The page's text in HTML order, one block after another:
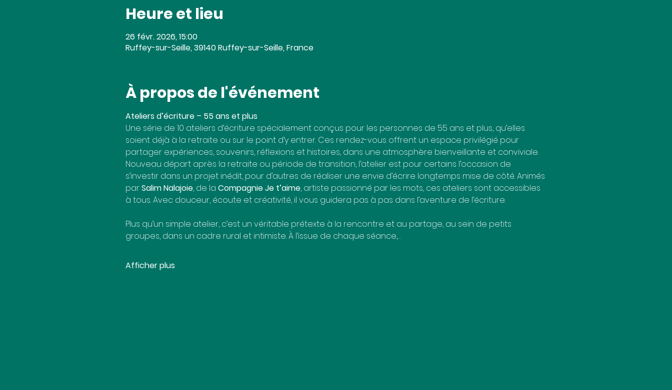
Heure et lieu
26 févr. 2026, 15:00
Ruffey-sur-Seille, 39140 Ruffey-sur-Seille, France
À propos de l'événement
Ateliers d’écriture – 55 ans et plus
Une série de 10 ateliers d’écriture spécialement conçus pour les personnes de 55 ans et plus, qu’elles
soient déjà à la retraite ou sur le point d’y entrer. Ces rendez-vous offrent un espace privilégié pour
partager expériences, souvenirs, réflexions et histoires, dans une atmosphère bienveillante et conviviale.
Nouveau départ après la retraite ou période de transition, l’atelier est pour certains l’occasion de
s’investir dans un projet inédit, pour d’autres de réaliser une envie d’écrire longtemps mise de côté. Animés
par Salim Nalajoie, de la Compagnie Je t’aime, artiste passionné par les mots, ces ateliers sont accessibles
à tous. Avec douceur, écoute et créativité, il vous guidera pas à pas dans l’aventure de l’écriture.
Plus qu’un simple atelier, c’est un véritable prétexte à la rencontre et au partage, au sein de petits
groupes, dans un cadre rural et intimiste. À l’issue de chaque séance,…
Afficher plus